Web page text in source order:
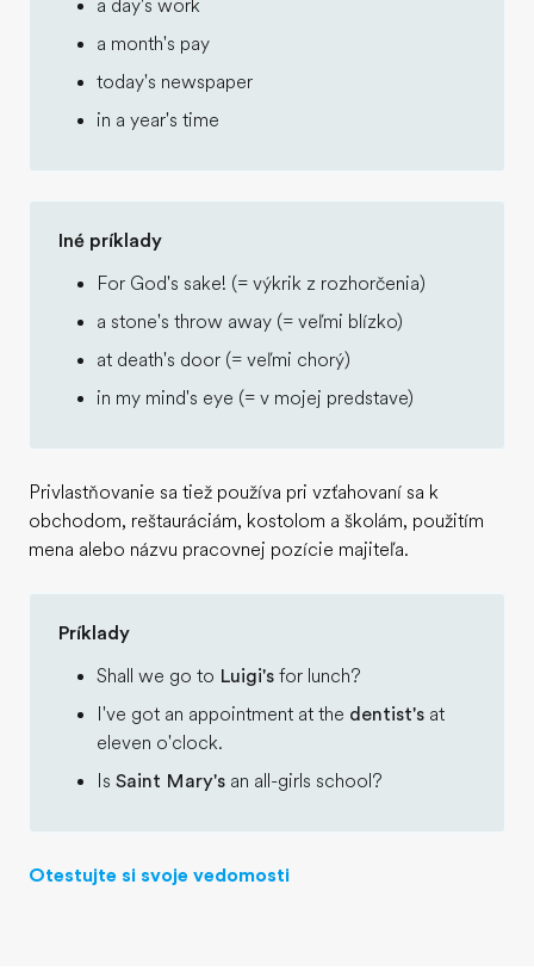
a day's work
a month's pay
today's newspaper
in a year's time
Iné príklady
For God's sake! (= výkrik z rozhorčenia)
a stone's throw away (= veľmi blízko)
at death's door (= veľmi chorý)
in my mind's eye (= v mojej predstave)
Privlastňovanie sa tiež používa pri vzťahovaní sa k
obchodom, reštauráciám, kostolom a školám, použitím
mena alebo názvu pracovnej pozície majiteľa.
Príklady
Shall we go to Luigi's for lunch?
I've got an appointment at the dentist's at
eleven o'clock.
Is Saint Mary's an all-girls school?
Otestujte si svoje vedomosti